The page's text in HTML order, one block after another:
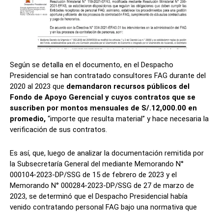
Según se detalla en el documento, en el Despacho
Presidencial se han contratado consultores FAG durante del
2020 al 2023 que demandaron recursos públicos del
Fondo de Apoyo Gerencial y cuyos contratos que se
suscriben por montos mensuales de S/.12,000.00 en
promedio, “importe que resulta material” y hace necesaria la
verificación de sus contratos.
Es así, que, luego de analizar la documentación remitida por
la Subsecretaría General del mediante Memorando N°
000104-2023-DP/SSG de 15 de febrero de 2023 y el
Memorando N° 000284-2023-DP/SSG de 27 de marzo de
2023, se determinó que el Despacho Presidencial había
venido contratando personal FAG bajo una normativa que